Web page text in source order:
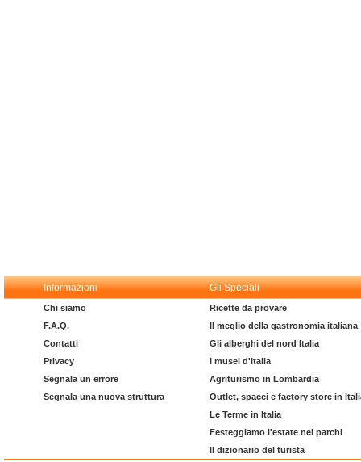
Informazioni Gli Speciali
Chi siamo
F.A.Q.
Contatti
Privacy
Segnala un errore
Segnala una nuova struttura
Ricette da provare
Il meglio della gastronomia italiana
Gli alberghi del nord Italia
I musei d'Italia
Agriturismo in Lombardia
Outlet, spacci e factory store in
Le Terme in Italia
Festeggiamo l'estate nei parchi
Il dizionario del turista